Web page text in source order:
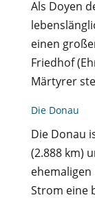
Als Doyen
einen
Friedhof
Märtyrer
Die Donau
Die Donau
(2.888 km)
Strom eine